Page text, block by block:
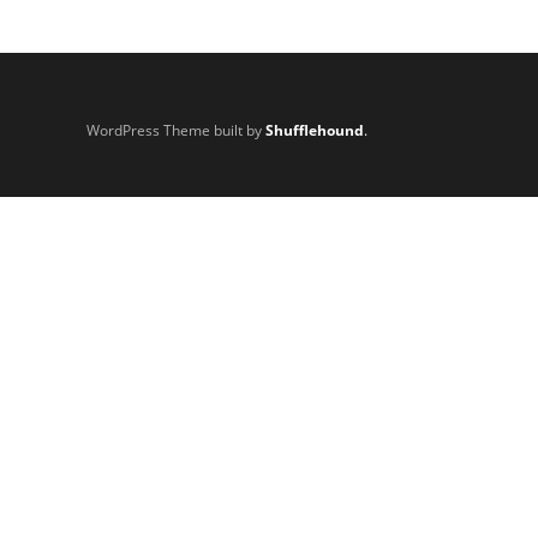
WordPress Theme built byShufflehound.